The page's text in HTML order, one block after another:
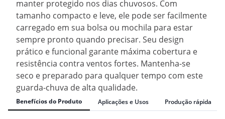
manter protegido nos dias chuvosos. Com
tamanho compacto e leve, ele pode ser facilmente
carregado em sua bolsa ou mochila para estar
sempre pronto quando precisar. Seu design
prático e funcional garante máxima cobertura e
resistência contra ventos fortes. Mantenha-se
seco e preparado para qualquer tempo com este
guarda-chuva de alta qualidade.
Benefícios do Produto Aplicações e Usos Produção rápida